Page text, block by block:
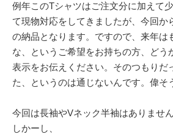
例年このTシャツはご注文分に加えて
て現物対応をしてきましたが、今回か
の納品となります。ですので、来年は
な、というご希望をお持ちの方、どう
表示をお伝えください。そのつもりだ
た、というのは通じないんです。偉そ
今回は長袖やVネック半袖はありません
しかーし、